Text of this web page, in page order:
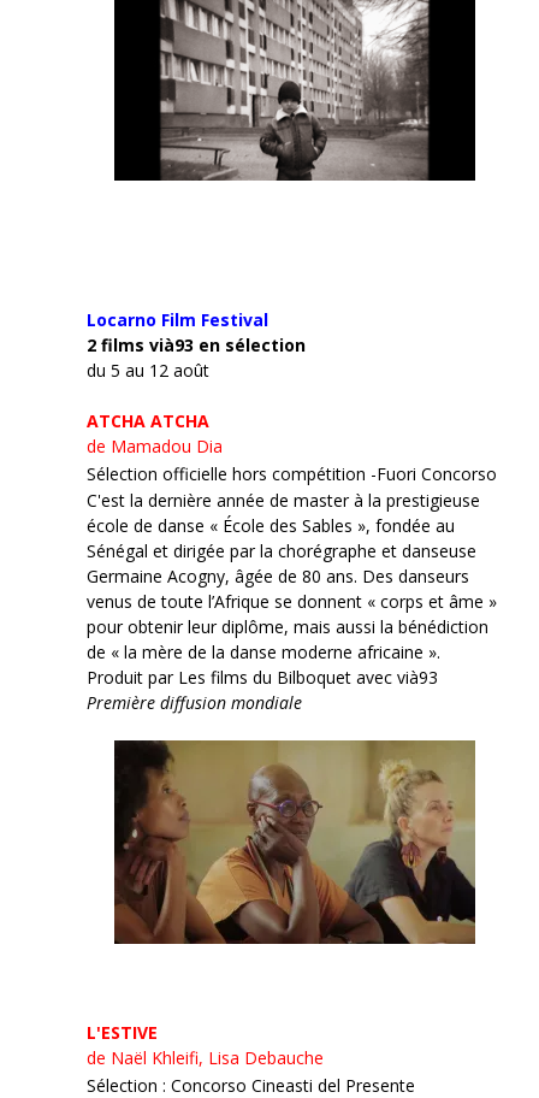
Locarno Film Festival
2 films vià93 en sélection
du 5 au 12 août
ATCHA ATCHA
de Mamadou Dia
Sélection officielle hors compétition -Fuori Concorso
C'est la dernière année de master à la prestigieuse
école de danse « École des Sables », fondée au
Sénégal et dirigée par la chorégraphe et danseuse
Germaine Acogny, âgée de 80 ans. Des danseurs
venus de toute l’Afrique se donnent « corps et âme »
pour obtenir leur diplôme, mais aussi la bénédiction
de « la mère de la danse moderne africaine ».
Produit par Les films du Bilboquet avec vià93
Première diffusion mondiale
L'ESTIVE
de Naël Khleifi, Lisa Debauche
Sélection : Concorso Cineasti del Presente